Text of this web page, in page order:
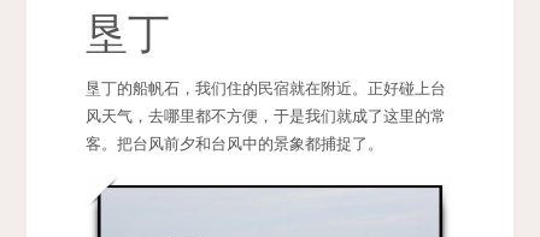
垦丁
垦丁的船帆石，我们住的民宿就在附近。正好碰上台
风天气，去哪里都不方便，于是我们就成了这里的常
客。把台风前夕和台风中的景象都捕捉了。